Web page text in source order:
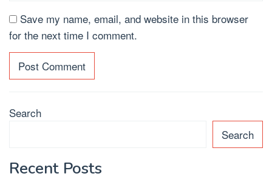
Save my name, email, and website in this browser
for the next time I comment.
Search
Search
Recent Posts